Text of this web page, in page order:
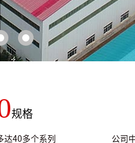
规格
达40多个系列 公司